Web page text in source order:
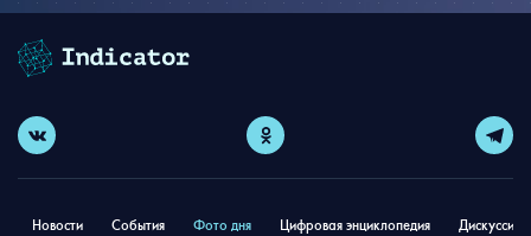
Новости События Фото дня Цифровая энциклопедия